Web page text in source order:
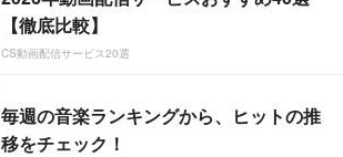
【徹底比較】
CS動画配信サービス20選
毎週の音楽ランキングから、ヒットの推
移をチェック！